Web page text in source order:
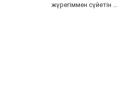
жүрегіммен сүйетін ...